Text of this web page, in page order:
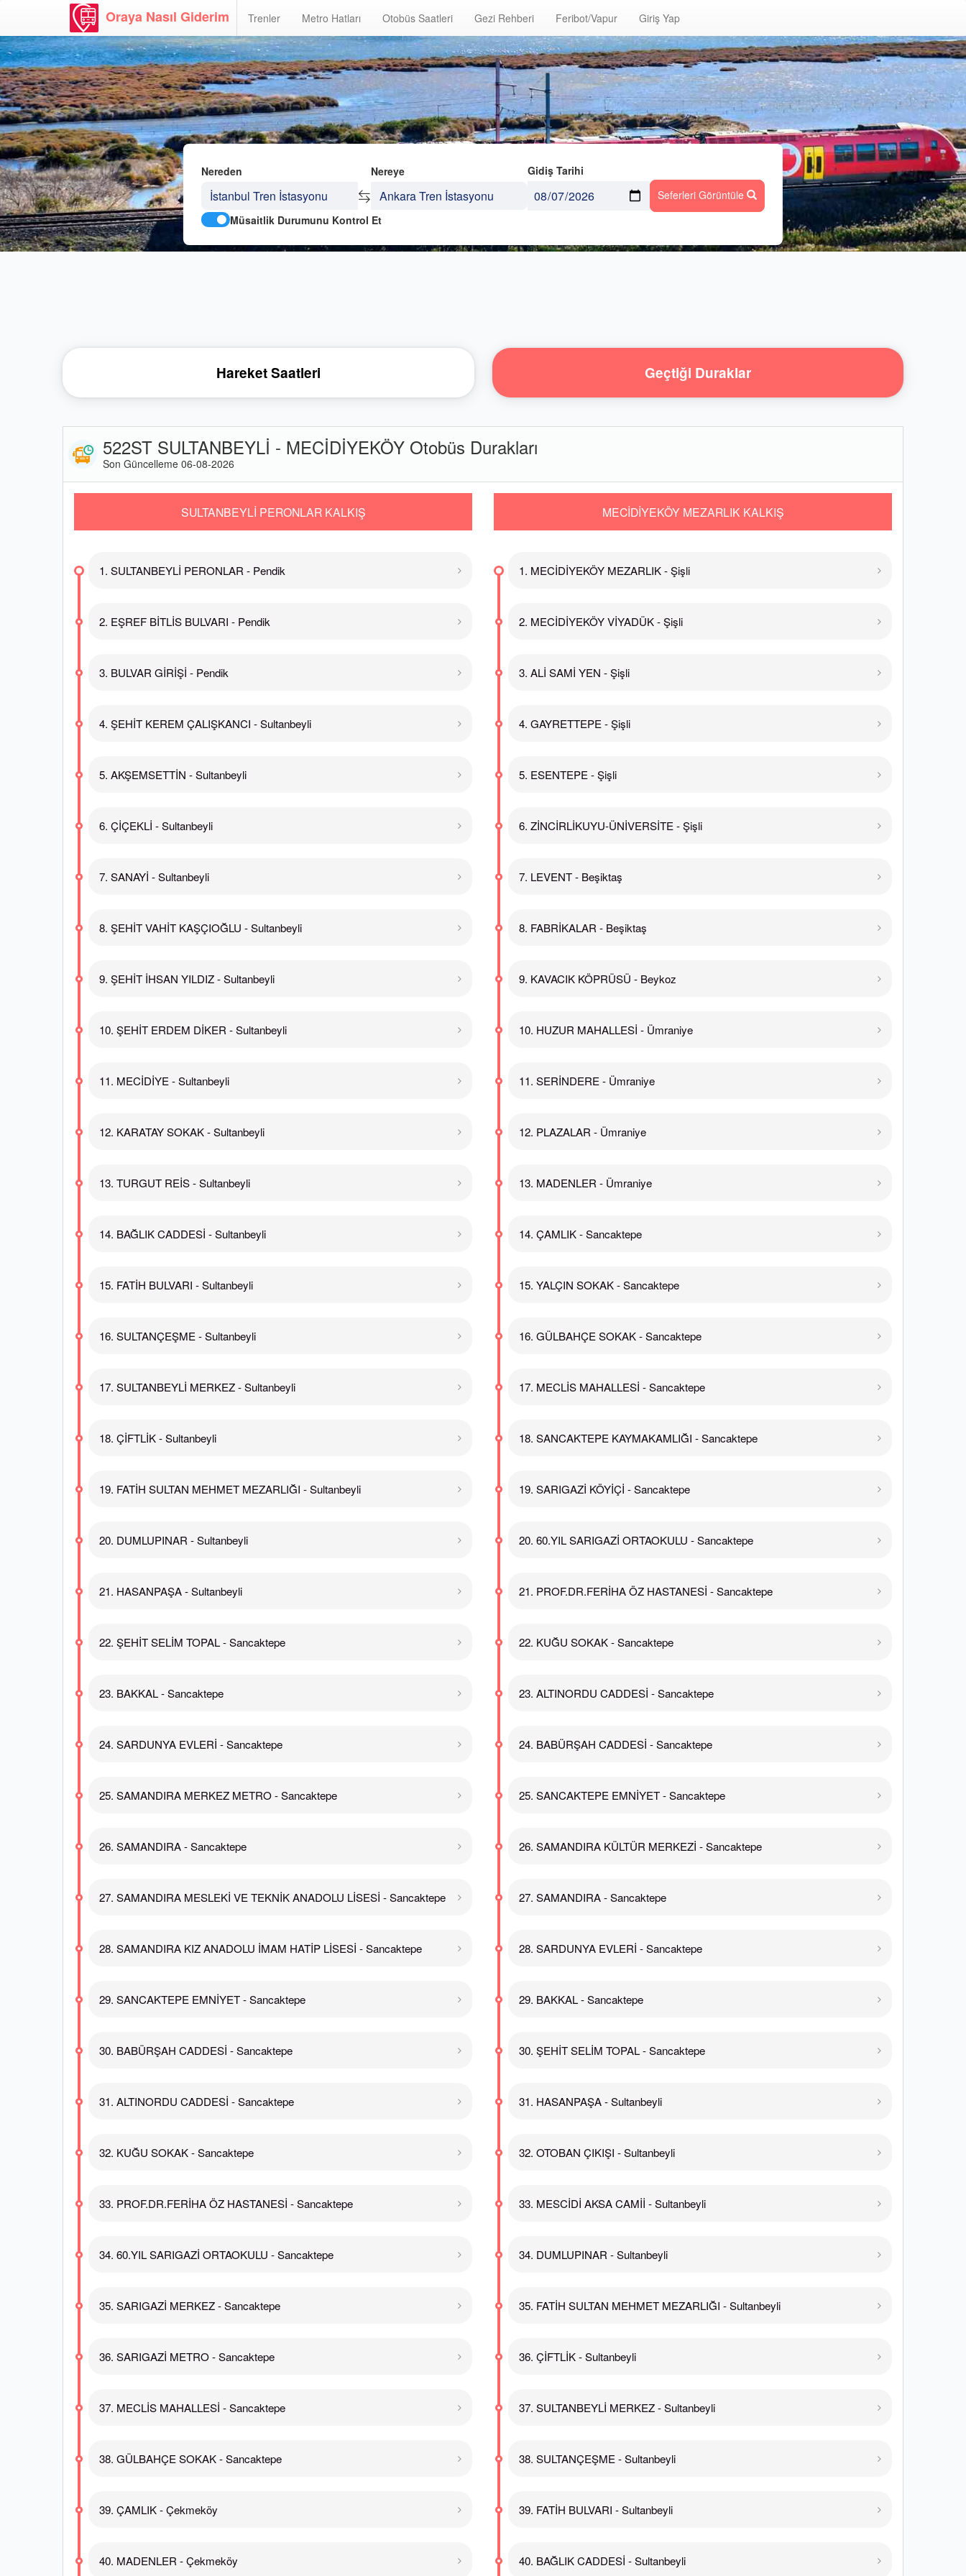
Oraya Nasıl Giderim Trenler Metro Hatları Otobüs Saatleri Gezi Rehberi Feribot/Vapur Giriş Yap
Nereden Nereye
Gidiş Tarihi
Seferleri Görüntüle
Müsaitlik Durumunu Kontrol Et
Hareket Saatleri Geçtiği Duraklar
522ST SULTANBEYLİ - MECİDİYEKÖY Otobüs Durakları
Son Güncelleme 06-08-2026
SULTANBEYLİ PERONLAR KALKIŞ
1. SULTANBEYLİ PERONLAR - Pendik
2. EŞREF BİTLİS BULVARI - Pendik
3. BULVAR GİRİŞİ - Pendik
4. ŞEHİT KEREM ÇALIŞKANCI - Sultanbeyli
5. AKŞEMSETTİN - Sultanbeyli
6. ÇİÇEKLİ - Sultanbeyli
7. SANAYİ - Sultanbeyli
8. ŞEHİT VAHİT KAŞÇIOĞLU - Sultanbeyli
9. ŞEHİT İHSAN YILDIZ - Sultanbeyli
10. ŞEHİT ERDEM DİKER - Sultanbeyli
11. MECİDİYE - Sultanbeyli
12. KARATAY SOKAK - Sultanbeyli
13. TURGUT REİS - Sultanbeyli
14. BAĞLIK CADDESİ - Sultanbeyli
15. FATİH BULVARI - Sultanbeyli
16. SULTANÇEŞME - Sultanbeyli
17. SULTANBEYLİ MERKEZ - Sultanbeyli
18. ÇİFTLİK - Sultanbeyli
19. FATİH SULTAN MEHMET MEZARLIĞI - Sultanbeyli
20. DUMLUPINAR - Sultanbeyli
21. HASANPAŞA - Sultanbeyli
22. ŞEHİT SELİM TOPAL - Sancaktepe
23. BAKKAL - Sancaktepe
24. SARDUNYA EVLERİ - Sancaktepe
25. SAMANDIRA MERKEZ METRO - Sancaktepe
26. SAMANDIRA - Sancaktepe
27. SAMANDIRA MESLEKİ VE TEKNİK ANADOLU LİSESİ - Sancaktepe
28. SAMANDIRA KIZ ANADOLU İMAM HATİP LİSESİ - Sancaktepe
29. SANCAKTEPE EMNİYET - Sancaktepe
30. BABÜRŞAH CADDESİ - Sancaktepe
31. ALTINORDU CADDESİ - Sancaktepe
32. KUĞU SOKAK - Sancaktepe
33. PROF.DR.FERİHA ÖZ HASTANESİ - Sancaktepe
34. 60.YIL SARIGAZİ ORTAOKULU - Sancaktepe
35. SARIGAZİ MERKEZ - Sancaktepe
36. SARIGAZİ METRO - Sancaktepe
37. MECLİS MAHALLESİ - Sancaktepe
38. GÜLBAHÇE SOKAK - Sancaktepe
39. ÇAMLIK - Çekmeköy
40. MADENLER - Çekmeköy
MECİDİYEKÖY MEZARLIK KALKIŞ
1. MECİDİYEKÖY MEZARLIK - Şişli
2. MECİDİYEKÖY VİYADÜK - Şişli
3. ALİ SAMİ YEN - Şişli
4. GAYRETTEPE - Şişli
5. ESENTEPE - Şişli
6. ZİNCİRLİKUYU-ÜNİVERSİTE - Şişli
7. LEVENT - Beşiktaş
8. FABRİKALAR - Beşiktaş
9. KAVACIK KÖPRÜSÜ - Beykoz
10. HUZUR MAHALLESİ - Ümraniye
11. SERİNDERE - Ümraniye
12. PLAZALAR - Ümraniye
13. MADENLER - Ümraniye
14. ÇAMLIK - Sancaktepe
15. YALÇIN SOKAK - Sancaktepe
16. GÜLBAHÇE SOKAK - Sancaktepe
17. MECLİS MAHALLESİ - Sancaktepe
18. SANCAKTEPE KAYMAKAMLIĞI - Sancaktepe
19. SARIGAZİ KÖYİÇİ - Sancaktepe
20. 60.YIL SARIGAZİ ORTAOKULU - Sancaktepe
21. PROF.DR.FERİHA ÖZ HASTANESİ - Sancaktepe
22. KUĞU SOKAK - Sancaktepe
23. ALTINORDU CADDESİ - Sancaktepe
24. BABÜRŞAH CADDESİ - Sancaktepe
25. SANCAKTEPE EMNİYET - Sancaktepe
26. SAMANDIRA KÜLTÜR MERKEZİ - Sancaktepe
27. SAMANDIRA - Sancaktepe
28. SARDUNYA EVLERİ - Sancaktepe
29. BAKKAL - Sancaktepe
30. ŞEHİT SELİM TOPAL - Sancaktepe
31. HASANPAŞA - Sultanbeyli
32. OTOBAN ÇIKIŞI - Sultanbeyli
33. MESCİDİ AKSA CAMİİ - Sultanbeyli
34. DUMLUPINAR - Sultanbeyli
35. FATİH SULTAN MEHMET MEZARLIĞI - Sultanbeyli
36. ÇİFTLİK - Sultanbeyli
37. SULTANBEYLİ MERKEZ - Sultanbeyli
38. SULTANÇEŞME - Sultanbeyli
39. FATİH BULVARI - Sultanbeyli
40. BAĞLIK CADDESİ - Sultanbeyli